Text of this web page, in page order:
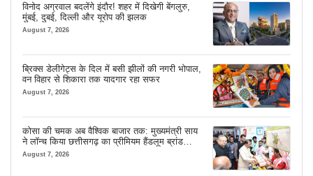
विनोद अग्रवाल बदलेंगे इंदौर! शहर में दिखेगी बेंगलुरु,
मुंबई, दुबई, दिल्ली और यूरोप की झलक
August 7, 2026
ब्रिक्स डेलीगेट्स के दिल में बसी झीलों की नगरी भोपाल,
वन विहार से शिकारा तक यादगार रहा सफर
August 7, 2026
कोसा की चमक अब वैश्विक बाजार तक: मुख्यमंत्री साय
ने लॉन्च किया छत्तीसगढ़ का प्रीमियम हैंडलूम ब्रांड
‘कोशल फैब’
August 7, 2026